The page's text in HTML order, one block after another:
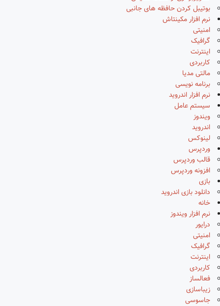
بوتیبل کردن حافظه های جانبی
نرم افزار مکینتاش
امنیتی
گرافیک
اینترنت
کاربردی
مالتی مدیا
برنامه نویسی
نرم افزار اندروید
سیستم عامل
ویندوز
اندروید
لینوکس
وردپرس
قالب وردپرس
افزونه وردپرس
بازی
دانلود بازی اندروید
خانه
نرم افزار ویندوز
درایور
امنیتی
گرافیک
اینترنت
کاربردی
فعالساز
زیباسازی
جاسوسی